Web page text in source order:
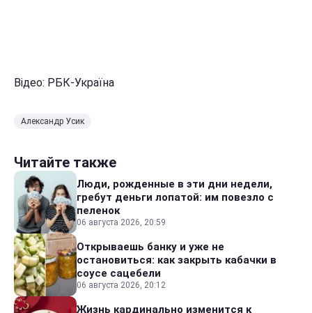
Відео: РБК-Україна
Александр Усик
Читайте также
Люди, рожденные в эти дни недели,
гребут деньги лопатой: им повезло с
пеленок
06 августа 2026, 20:59
Открываешь банку и уже не
остановиться: как закрыть кабачки в
соусе сацебели
06 августа 2026, 20:12
Жизнь кардинально изменится к